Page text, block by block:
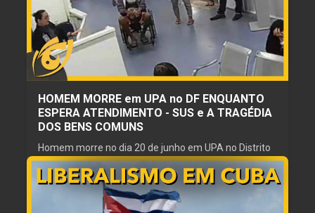
ESCRITOR
Estatista Sonegador
REVISOR
Gordinho Caipira
NARRADOR
Gordinho Caipira
HOMEM MORRE em UPA no DF ENQUANTO
ESPERA ATENDIMENTO - SUS e A TRAGÉDIA
DOS BENS COMUNS
Homem morre no dia 20 de junho em UPA no Distrito
Federal enquanto aguardava atendimento. Mais uma
vez a ineficácia da suposta solução estatal se mostra
presente, devido à tragédia dos bens comuns. Viva o